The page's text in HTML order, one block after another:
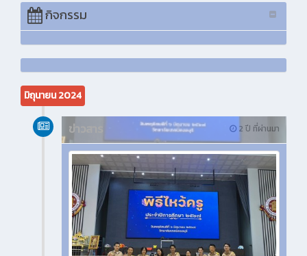
กิจกรรม
มิถุนายน 2024
2 ปี ที่ผ่านมา
ข่าวสาร